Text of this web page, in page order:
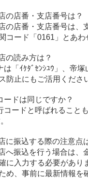
の店番・支店番号は？
の店番・支店番号は
コード「0161」とあわ
の読み方は？
「ｲｹﾀﾞｾﾝｼﾕｳ」、帝
防止にもご活用くださ
ドは同じですか？
コードと呼ばれること
に振込する際の注意点
へ振込を行う場合は
に入力する必要があ
め、事前に最新情報を